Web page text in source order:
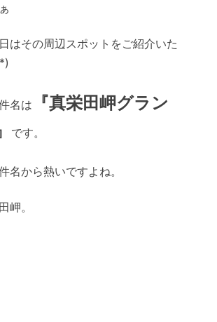
はその周辺スポットをご紹介いた
名は
『真栄田岬グラン
です。
名から熱いですよね。
岬。